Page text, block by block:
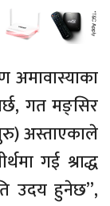
अमावास्याका
गत मङ्सिर
अस्ताएकाले
गई श्राद्ध
उदय हुनेछ”,